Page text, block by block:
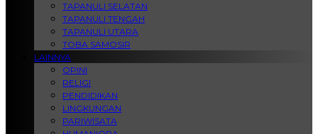
TAPANULI SELATAN
TAPANULI TENGAH
TAPANULI UTARA
TOBA SAMOSIR
LAINNYA
OPINI
RELIGI
PENDIDIKAN
LINGKUNGAN
PARIWISATA